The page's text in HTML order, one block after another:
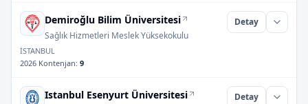
Demiroğlu Bilim Üniversitesi
Sağlık Hizmetleri Meslek Yüksekokulu
Detay
İSTANBUL
2026 Kontenjan: 9
Istanbul Esenyurt Üniversitesi Detay